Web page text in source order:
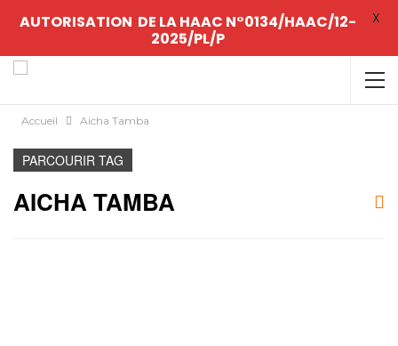
Accueil Aicha Tamba
PARCOURIR TAG
AICHA TAMBA
AUTORISATION DE LA HAAC N°0134/HAAC/12-
2025/PL/P
X